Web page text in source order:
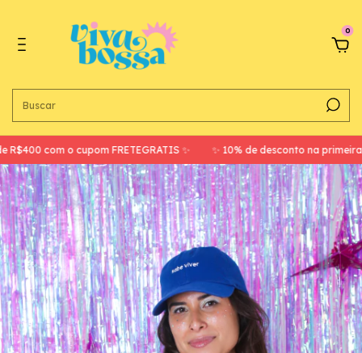
0
com o cupom FRETEGRATIS ✨ ✨ 10% de desconto na primeira